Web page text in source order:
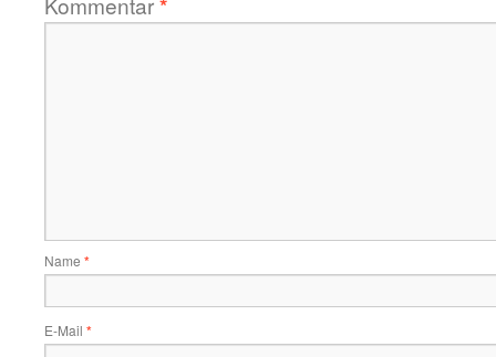
Name *
E-Mail *